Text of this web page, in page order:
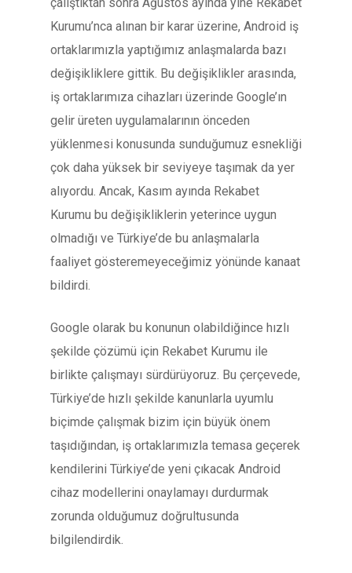
Kurumu’nca alınan bir karar üzerine, Android iş
ortaklarımızla yaptığımız anlaşmalarda bazı
değişikliklere gittik. Bu değişiklikler arasında,
iş ortaklarımıza cihazları üzerinde Google’ın
gelir üreten uygulamalarının önceden
yüklenmesi konusunda sunduğumuz esnekliği
çok daha yüksek bir seviyeye taşımak da yer
alıyordu. Ancak, Kasım ayında Rekabet
Kurumu bu değişikliklerin yeterince uygun
olmadığı ve Türkiye’de bu anlaşmalarla
faaliyet gösteremeyeceğimiz yönünde kanaat
bildirdi.
Google olarak bu konunun olabildiğince hızlı
şekilde çözümü için Rekabet Kurumu ile
birlikte çalışmayı sürdürüyoruz. Bu çerçevede,
Türkiye’de hızlı şekilde kanunlarla uyumlu
biçimde çalışmak bizim için büyük önem
taşıdığından, iş ortaklarımızla temasa geçerek
kendilerini Türkiye’de yeni çıkacak Android
cihaz modellerini onaylamayı durdurmak
zorunda olduğumuz doğrultusunda
bilgilendirdik.